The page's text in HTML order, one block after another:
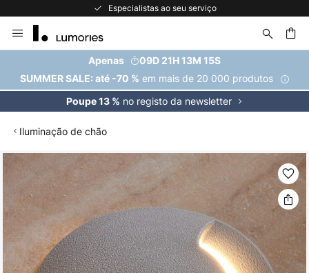
Especialistas ao seu serviço
para
Conteúdo
Apenas
09D 21H 13M 14S
SUMMER SALE: até -70 % em mais de 20 000 produtos
Poupe 13 % no registo da newsletter
Iluminação de chão
Saltar
para
final
da
Galeria
de